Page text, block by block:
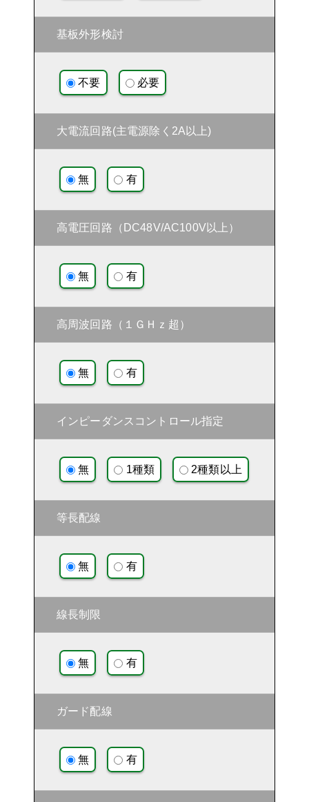
基板外形検討
不要 必要
大電流回路(主電源除く2A以上)
無 有
高電圧回路（DC48V/AC100V以上）
無 有
高周波回路（１ＧＨｚ超）
無 有
インピーダンスコントロール指定
無 1種類 2種類以上
等長配線
無 有
線長制限
無 有
ガード配線
無 有